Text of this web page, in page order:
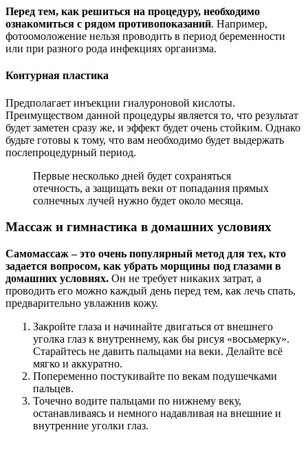
Перед тем, как решиться на процедуру, необходимо
ознакомиться с рядом противопоказаний. Например,
фотоомоложение нельзя проводить в период беременности
или при разного рода инфекциях организма.
Контурная пластика
Предполагает инъекции гиалуроновой кислоты.
Преимуществом данной процедуры является то, что результат
будет заметен сразу же, и эффект будет очень стойким. Однако
будьте готовы к тому, что вам необходимо будет выдержать
послепроцедурный период.
Первые несколько дней будет сохраняться
отечность, а защищать веки от попадания прямых
солнечных лучей нужно будет около месяца.
Массаж и гимнастика в домашних условиях
Самомассаж – это очень популярный метод для тех, кто
задается вопросом, как убрать морщины под глазами в
домашних условиях. Он не требует никаких затрат, а
проводить его можно каждый день перед тем, как лечь спать,
предварительно увлажнив кожу.
Закройте глаза и начинайте двигаться от внешнего
уголка глаз к внутреннему, как бы рисуя «восьмерку».
Старайтесь не давить пальцами на веки. Делайте всё
мягко и аккуратно.
Попеременно постукивайте по векам подушечками
пальцев.
Точечно водите пальцами по нижнему веку,
останавливаясь и немного надавливая на внешние и
внутренние уголки глаз.